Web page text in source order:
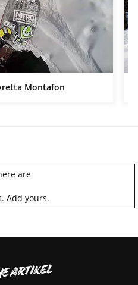
Montafon
There are
Add yours.
ARTIKEL